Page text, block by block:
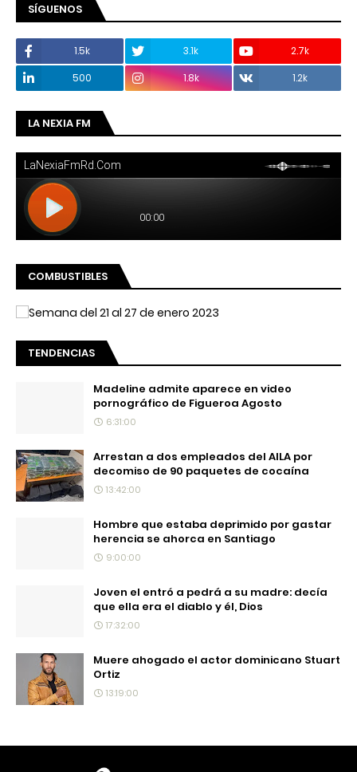
SÍGUENOS
1.5k 3.1k
2.7k
500
1.8k 1.2k
LA NEXIA FM
COMBUSTIBLES
TENDENCIAS
Madeline admite aparece en video
pornográfico de Figueroa Agosto
6:31:00
Arrestan a dos empleados del AILA por
decomiso de 90 paquetes de cocaína
13:42:00
Hombre que estaba deprimido por gastar
herencia se ahorca en Santiago
9:00:00
Joven el entró a pedrá a su madre: decía
que ella era el diablo y él, Dios
17:32:00
Muere ahogado el actor dominicano Stuart
Ortiz
13:19:00